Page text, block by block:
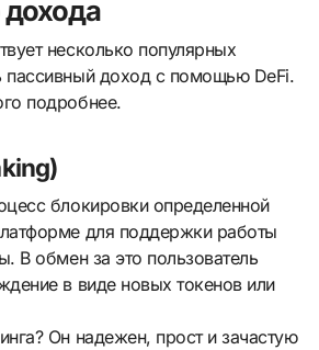
несколько популярных
пассивный доход с помощью DeFi.
подробнее.
блокировки определенной
для поддержки работы
В обмен за это пользователь
в виде новых токенов или
Он надежен, прост и зачастую